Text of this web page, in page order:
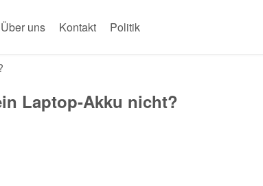
Über uns Kontakt Politik
Laptop-Akku nicht?